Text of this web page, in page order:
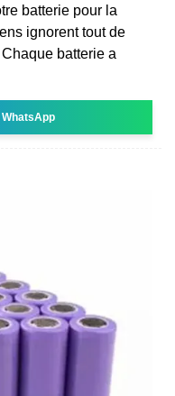
batterie pour la
ignorent tout de
batterie a
WhatsApp